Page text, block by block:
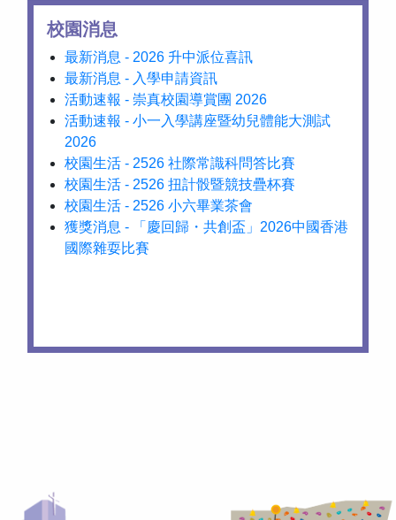
校園消息
最新消息 - 2026 升中派位喜訊
最新消息 - 入學申請資訊
活動速報 - 崇真校園導賞團 2026
活動速報 - 小一入學講座暨幼兒體能大測試
2026
校園生活 - 2526 社際常識科問答比賽
校園生活 - 2526 扭計骰暨競技疊杯賽
校園生活 - 2526 小六畢業茶會
獲獎消息 - 「慶回歸・共創盃」2026中國香港
國際雜耍比賽